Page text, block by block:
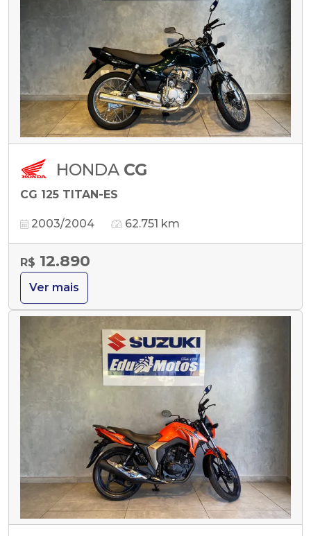
HONDA CG
CG 125 TITAN-ES
2003/2004 62.751 km
R$ 12.890
Ver mais